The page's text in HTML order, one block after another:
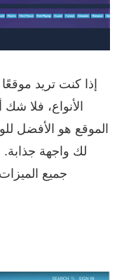
إذا كنت تريد
الأنواع، فلا شك
الموقع هو الأفضل
لك واجهة جذابة.
جميع